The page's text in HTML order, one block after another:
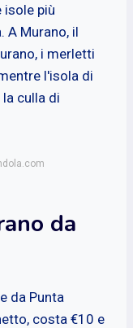
isole più
A Murano, il
i merletti
l'isola di
culla di
da
da Punta
costa €10 e